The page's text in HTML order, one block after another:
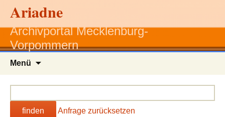
Ariadne
Archivportal Mecklenburg-
Vorpommern
Menü
finden Anfrage zurücksetzen